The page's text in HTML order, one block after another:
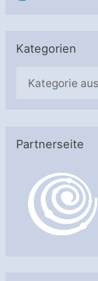
Kategorien
g
Partnerseite